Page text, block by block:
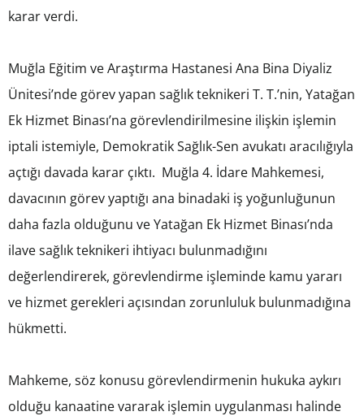
karar verdi.
Muğla Eğitim ve Araştırma Hastanesi Ana Bina Diyaliz
Ünitesi’nde görev yapan sağlık teknikeri T. T.’nin, Yatağan
Ek Hizmet Binası’na görevlendirilmesine ilişkin işlemin
iptali istemiyle, Demokratik Sağlık-Sen avukatı aracılığıyla
açtığı davada karar çıktı. Muğla 4. İdare Mahkemesi,
davacının görev yaptığı ana binadaki iş yoğunluğunun
daha fazla olduğunu ve Yatağan Ek Hizmet Binası’nda
ilave sağlık teknikeri ihtiyacı bulunmadığını
değerlendirerek, görevlendirme işleminde kamu yararı
ve hizmet gerekleri açısından zorunluluk bulunmadığına
hükmetti.
Mahkeme, söz konusu görevlendirmenin hukuka aykırı
olduğu kanaatine vararak işlemin uygulanması halinde